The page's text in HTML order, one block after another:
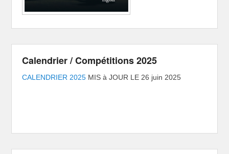
Calendrier / Compétitions 2025
CALENDRIER 2025 MIS à JOUR LE 26 juin 2025